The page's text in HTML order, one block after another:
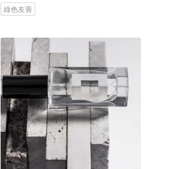
綠色友善